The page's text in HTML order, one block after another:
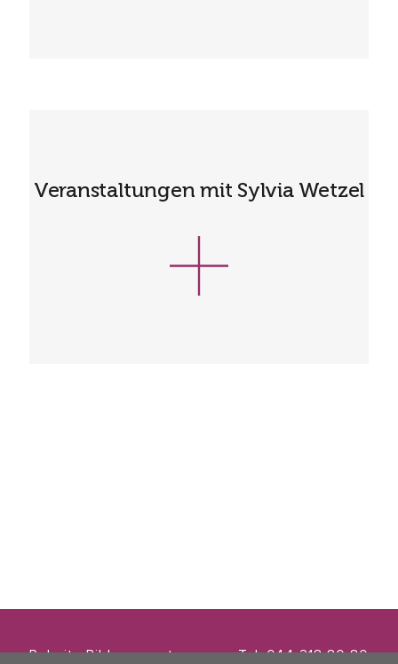
Veranstaltungen mit Sylvia Wetzel
Polarity Bildungszentrum
Tel. 044 218 80 80